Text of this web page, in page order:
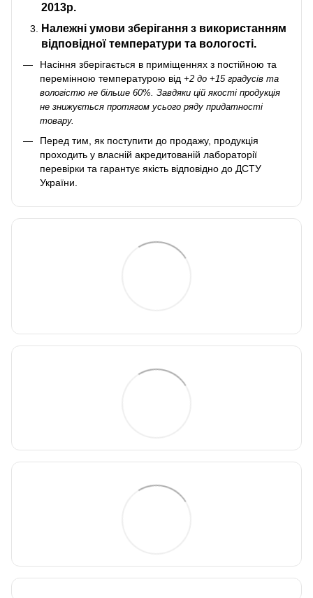
2013р.
Належні умови зберігання з використанням
відповідної температури та вологості.
Насіння зберігається в приміщеннях з постійною та
перемінною температурою від +2 до +15 градусів та
вологістю не більше 60%. Завдяки цій якості продукція
не знижується протягом усього ряду придатності
товару.
Перед тим, як поступити до продажу, продукція
проходить у власній акредитованій лабораторії
перевірки та гарантує якість відповідно до ДСТУ
України.